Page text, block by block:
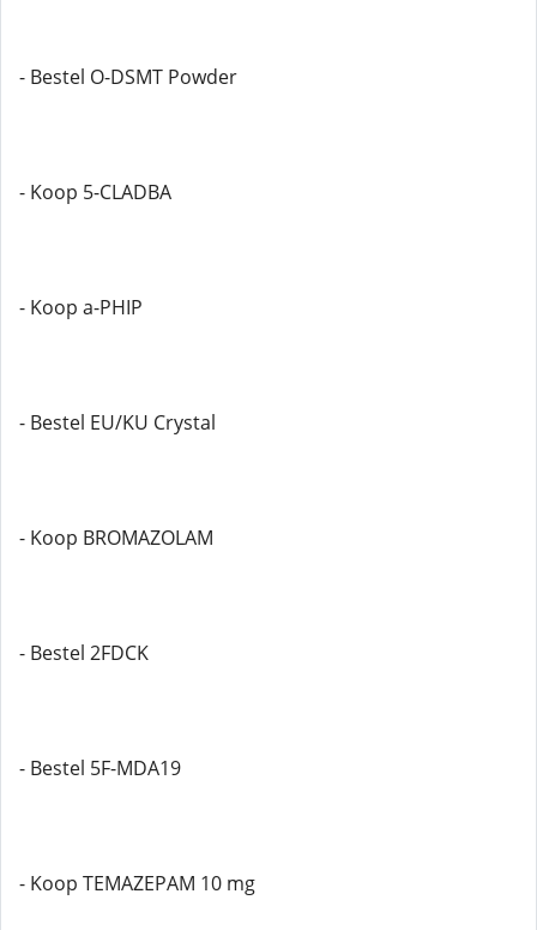
- Bestel O-DSMT Powder
- Koop 5-CLADBA
- Koop a-PHIP
- Bestel EU/KU Crystal
- Koop BROMAZOLAM
- Bestel 2FDCK
- Bestel 5F-MDA19
- Koop TEMAZEPAM 10 mg